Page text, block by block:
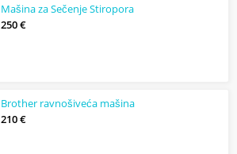
Mašina za Sečenje Stiropora
250 €
Brother ravnošiveća mašina
210 €